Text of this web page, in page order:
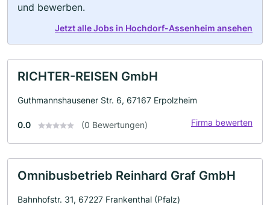
und bewerben.
Jetzt alle Jobs in Hochdorf-Assenheim ansehen
RICHTER-REISEN GmbH
Guthmannshausener Str. 6, 67167 Erpolzheim
0.0 (0 Bewertungen) Firma bewerten
Omnibusbetrieb Reinhard Graf GmbH
Bahnhofstr. 31, 67227 Frankenthal (Pfalz)